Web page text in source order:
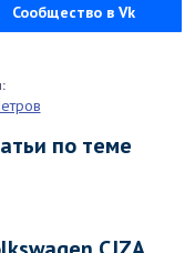
Сообщество в Vk
по теме